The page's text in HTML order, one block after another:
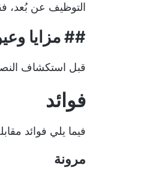
التوظيف عن بُعد،
##مزايا
قبل استكشاف
فوائد
فيما يلي فوائد
مرونة